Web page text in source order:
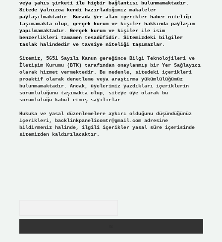
veya şahıs şirketi ile hiçbir bağlantısı bulunmamaktadır.
Sitede yalnızca kendi hazırladığımız makaleler
paylaşılmaktadır. Burada yer alan içerikler haber niteliği
taşımamakta olup, gerçek kurum ve kişiler hakkında paylaşım
yapılmamaktadır. Gerçek kurum ve kişiler ile isim
benzerlikleri tamamen tesadüfidir. Sitemizdeki bilgiler
taslak halindedir ve tavsiye niteliği taşımazlar.
Sitemiz, 5651 Sayılı Kanun gereğince Bilgi Teknolojileri ve
İletişim Kurumu (BTK) tarafından onaylanmış bir Yer Sağlayıcı
olarak hizmet vermektedir. Bu nedenle, sitedeki içerikleri
proaktif olarak denetleme veya araştırma yükümlülüğümüz
bulunmamaktadır. Ancak, üyelerimiz yazdıkları içeriklerin
sorumluluğunu taşımakta olup, siteye üye olarak bu
sorumluluğu kabul etmiş sayılırlar.
Hukuka ve yasal düzenlemelere aykırı olduğunu düşündüğünüz
içerikleri,
backlinkpanelicomtr@gmail.comadresine
bildirmeniz halinde, ilgili içerikler yasal süre içerisinde
sitemizden kaldırılacaktır.